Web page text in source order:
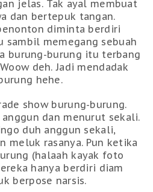
jelas. Tak ayal membuat
dan bertepuk tangan.
diminta berdiri
sambil memegang sebuah
burung-burung itu terbang
deh. Jadi mendadak
hehe.
show burung-burung.
dan menurut sekali.
duh anggun sekali,
meluk rasanya. Pun ketika
(halaah kayak foto
hanya berdiri diam
berpose narsis.